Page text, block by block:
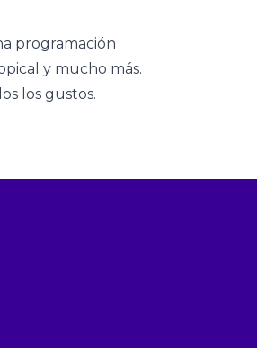
programación
y mucho más.
los gustos.